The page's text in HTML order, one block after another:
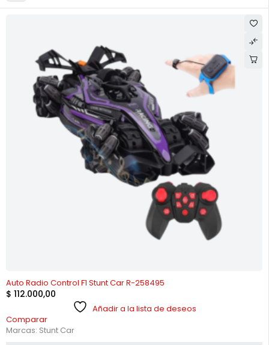
Auto Radio Control F1 Stunt Car R-258495
$ 112.000,00
Añadir a la lista de deseos
Comparar
Marcas: Stunt Car